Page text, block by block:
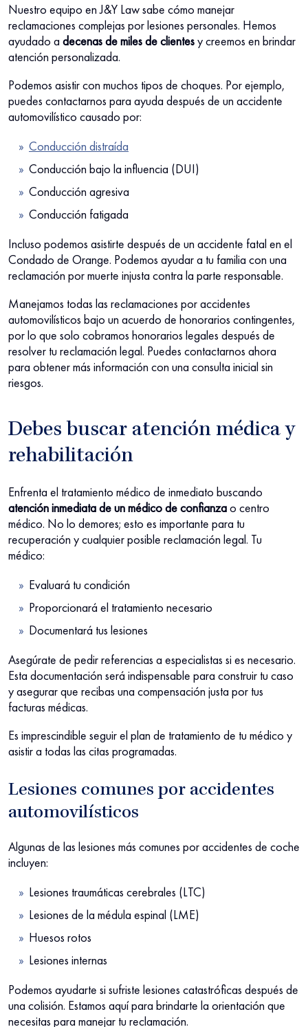
Nuestro equipo en J&Y Law sabe cómo manejar
reclamaciones complejas por lesiones personales. Hemos
ayudado a decenas de miles de clientesy creemos en brindar
atención personalizada.
Podemos asistir con muchos tipos de choques. Por ejemplo,
puedes contactarnos para ayuda después de un accidente
automovilístico causado por:
Conducción distraída
Conducción bajo la influencia (DUI)
Conducción agresiva
Conducción fatigada
Incluso podemos asistirte después de un accidente fatal en el
Condado de Orange. Podemos ayudar a tu familia con una
reclamación por muerte injusta contra la parte responsable.
Manejamos todas las reclamaciones por accidentes
automovilísticos bajo un acuerdo de honorarios contingentes,
por lo que solo cobramos honorarios legales después de
resolver tu reclamación legal. Puedes contactarnos ahora
para obtener más información con una consulta inicial sin
riesgos.
Debes buscar atención médica y
rehabilitación
Enfrenta el tratamiento médico de inmediato buscando
atención inmediatade un médico de confianzao centro
médico. No lo demores; esto es importante para tu
recuperación y cualquier posible reclamación legal. Tu
médico:
Evaluará tu condición
Proporcionará el tratamiento necesario
Documentará tus lesiones
Asegúrate de pedir referencias a especialistas si es necesario.
Esta documentación será indispensable para construir tu caso
y asegurar que recibas una compensación justa por tus
facturas médicas.
Es imprescindible seguir el plan de tratamiento de tu médico y
asistir a todas las citas programadas.
Lesiones comunes por accidentes
automovilísticos
Algunas de las lesiones más comunes por accidentes de coche
incluyen:
Lesiones traumáticas cerebrales (LTC)
Lesiones de la médula espinal (LME)
Huesos rotos
Lesiones internas
Podemos ayudarte si sufriste lesiones catastróficas después de
una colisión. Estamos aquí para brindarte la orientación que
necesitas para manejar tu reclamación.